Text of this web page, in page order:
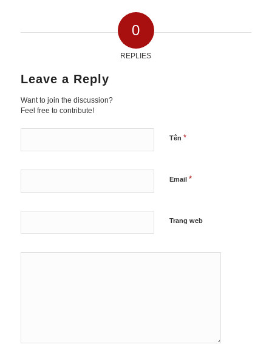
0
REPLIES
Leave a Reply
Want to join the discussion?
Feel free to contribute!
Tên *
Email *
Trang web